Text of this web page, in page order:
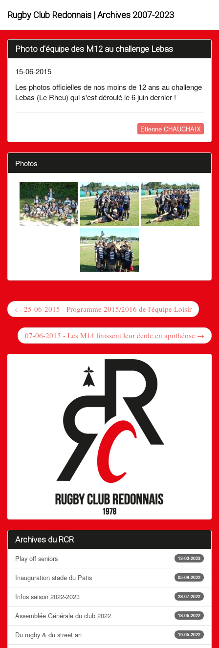
Rugby Club Redonnais | Archives 2007-2023
Photo d'équipe des M12 au challenge Lebas
15-06-2015
Les photos officielles de nos moins de 12 ans au challenge
Lebas (Le Rheu) qui s'est déroulé le 6 juin dernier !
Etienne CHAUCHAIX
Photos
← 25-06-2015 - Programme 2015/2016 de l'équipe Loisir
07-06-2015 - Les M14 finissent leur école en apothéose →
Archives du RCR
13-03-2023
Play off seniors
05-09-2022
Inauguration stade du Patis
28-07-2022
Infos saison 2022-2023
18-06-2022
Assemblée Générale du club 2022
19-05-2022
Du rugby & du street art